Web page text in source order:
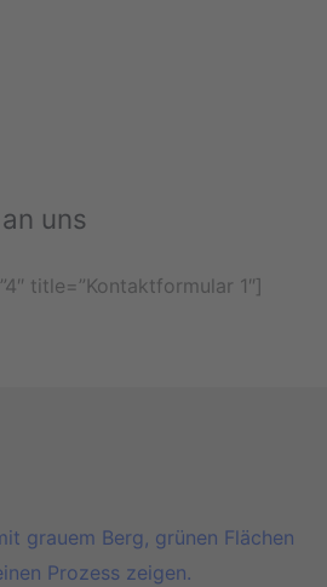
uns
title=”Kontaktformular 1″]